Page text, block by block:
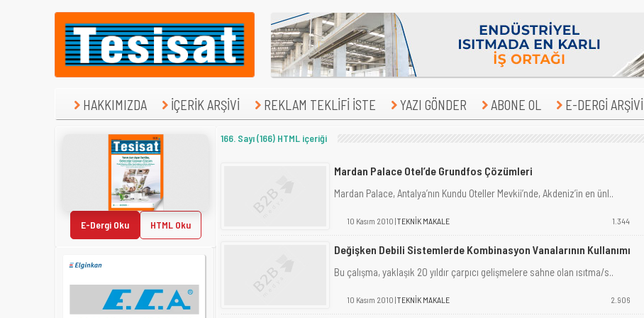
HAKKIMIZDA İÇERİK ARŞİVİ REKLAM TEKLİFİ İSTE YAZI GÖNDER ABONE OL E-DERGİ ARŞİVİ
E-Dergi Oku HTML Oku
166. Sayı (166) HTML içeriği
Mardan Palace Otel’de Grundfos Çözümleri
Mardan Palace, Antalya’nın Kundu Oteller Mevkii’nde, Akdeniz’in en ünl..
10 Kasım 2010 |TEKNİK MAKALE 1.344
Değişken Debili Sistemlerde Kombinasyon Vanalarının Kullanımı
Bu çalışma, yaklaşık 20 yıldır çarpıcı gelişmelere sahne olan ısıtma/s..
10 Kasım 2010 |TEKNİK MAKALE 2.906